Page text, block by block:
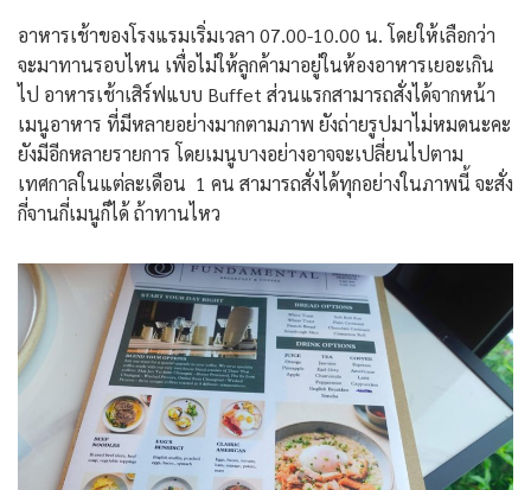
อาหารเช้าของโรงแรมเริ่มเวลา 07.00-10.00 น. โดยให้เลือกว่า
จะมาทานรอบไหน เพื่อไม่ให้ลูกค้ามาอยู่ในห้องอาหารเยอะเกิน
ไป อาหารเช้าเสิร์ฟแบบ Buffet ส่วนแรกสามารถสั่งได้จากหน้า
เมนูอาหาร ที่มีหลายอย่างมากตามภาพ ยังถ่ายรูปมาไม่หมดนะคะ
ยังมีอีกหลายรายการ โดยเมนูบางอย่างอาจจะเปลี่ยนไปตาม
เทศกาลในแต่ละเดือน 1 คน สามารถสั่งได้ทุกอย่างในภาพนี้ จะสั่ง
กี่จานกี่เมนูก็ได้ ถ้าทานไหว